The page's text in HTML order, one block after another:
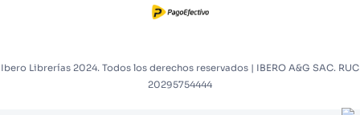
Ibero Librerías 2024. Todos los derechos reservados | IBERO A&G SAC. RUC
20295754444